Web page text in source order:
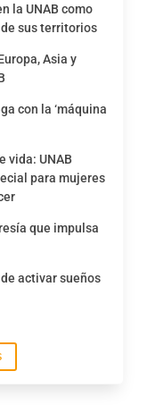
la UNAB como
sus territorios
Asia y
con la ‘máquina
vida: UNAB
para mujeres
que impulsa
activar sueños